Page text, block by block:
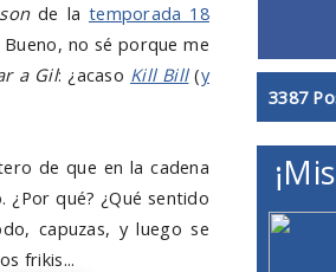
de la temporada 18
no sé porque me
a Gil: ¿acaso Kill Bill(y
de que en la cadena
qué? ¿Qué sentido
capuzas, y luego se
frikis...
3387